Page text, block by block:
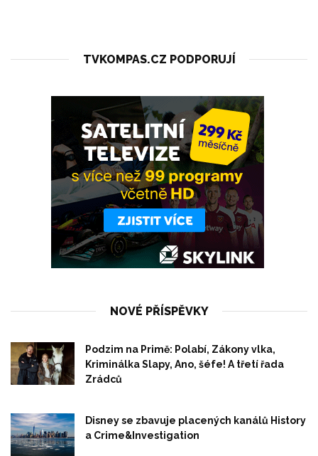
TVKOMPAS.CZ PODPORUJÍ
NOVÉ PŘÍSPĚVKY
Podzim na Primě: Polabí, Zákony vlka,
Kriminálka Slapy, Ano, šéfe! A třetí řada
Zrádců
Disney se zbavuje placených kanálů History
a Crime&Investigation